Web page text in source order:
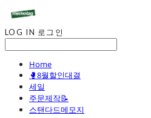
LOG IN 로그인
Home
🥊8월할인대결
세일
주문제작📝
스탠다드메모지